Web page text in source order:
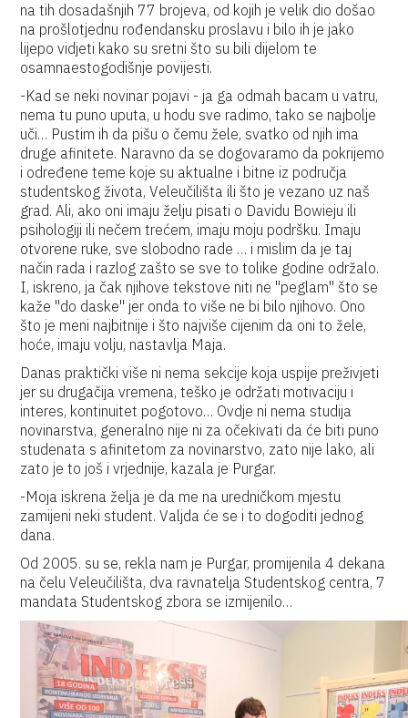
na tih dosadašnjih 77 brojeva, od kojih je velik dio došao
na prošlotjednu rođendansku proslavu i bilo ih je jako
lijepo vidjeti kako su sretni što su bili dijelom te
osamnaestogodišnje povijesti.
-Kad se neki novinar pojavi - ja ga odmah bacam u vatru,
nema tu puno uputa, u hodu sve radimo, tako se najbolje
uči… Pustim ih da pišu o čemu žele, svatko od njih ima
druge afinitete. Naravno da se dogovaramo da pokrijemo
i određene teme koje su aktualne i bitne iz područja
studentskog života, Veleučilišta ili što je vezano uz naš
grad. Ali, ako oni imaju želju pisati o Davidu Bowieju ili
psihologiji ili nečem trećem, imaju moju podršku. Imaju
otvorene ruke, sve slobodno rade … i mislim da je taj
način rada i razlog zašto se sve to tolike godine održalo.
I, iskreno, ja čak njihove tekstove niti ne ''peglam'' što se
kaže ''do daske'' jer onda to više ne bi bilo njihovo. Ono
što je meni najbitnije i što najviše cijenim da oni to žele,
hoće, imaju volju, nastavlja Maja.
Danas praktički više ni nema sekcije koja uspije preživjeti
jer su drugačija vremena, teško je održati motivaciju i
interes, kontinuitet pogotovo… Ovdje ni nema studija
novinarstva, generalno nije ni za očekivati da će biti puno
studenata s afinitetom za novinarstvo, zato nije lako, ali
zato je to još i vrjednije, kazala je Purgar.
-Moja iskrena želja je da me na uredničkom mjestu
zamijeni neki student. Valjda će se i to dogoditi jednog
dana.
Od 2005. su se, rekla nam je Purgar, promijenila 4 dekana
na čelu Veleučilišta, dva ravnatelja Studentskog centra, 7
mandata Studentskog zbora se izmijenilo…